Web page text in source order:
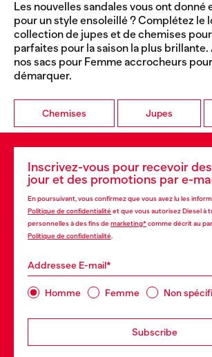
Les nouvelles sandales vous ont donné
pour un style ensoleillé ? Complétez le
collection de jupes et de chemises
parfaites pour la saison la plus
nos sacs pour Femme accrocheurs
démarquer.
Chemises Jupes
Inscrivez-vous pour recevoir
jour et des promotions par e-
En poursuivant, vous confirmez que vous avez lu les
Politique de confidentialité et que vous autorisez Diesel à
personnelles à des fins de marketing*comme décrit au
Politique de confidentialité.
Addressee E-mail*
Homme Femme Non
Subscribe